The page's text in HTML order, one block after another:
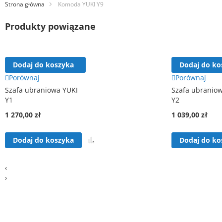
Strona główna Komoda YUKI Y9
Produkty powiązane
Dodaj do koszyka
Porównaj
Szafa ubraniowa YUKI
Y1
1 270,00 zł
Dodaj do koszyka
Dodaj do
Porównaj
Szafa
Y2
1 039,00 zł
Dodaj do
‹
›